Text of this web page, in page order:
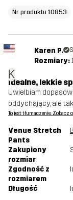
Nr produktu 10853
K
Karen P.
Rozmiary:
Idealne, lekkie
Uwielbiam
oddychający, ale
To jest tłumaczenie.
Venue Stretch
Pants
Zakupiony
rozmiar
Zgodność z
rozmiarem
Długość